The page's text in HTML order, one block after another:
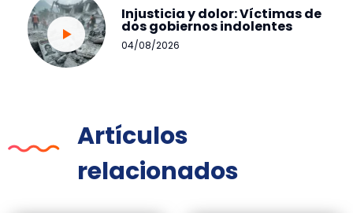
Injusticia y dolor: Víctimas de
dos gobiernos indolentes
04/08/2026
Artículos
relacionados